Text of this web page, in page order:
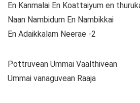
En Kanmalai En Koattaiyum en
Naan Nambidum En Nambikkai
En Adaikkalam Neerae -2
Pottruvean Ummai Vaalthivean
Ummai vanaguvean Raaja